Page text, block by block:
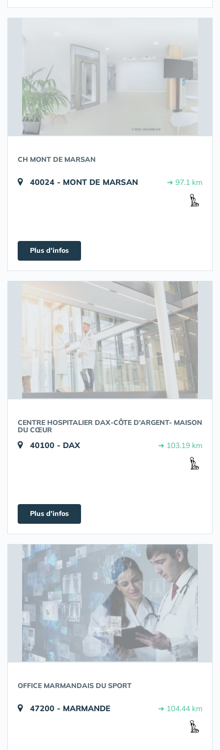
CH MONT DE MARSAN
40024 - MONT DE MARSAN ➔ 97.1 km
Plus d'infos
CENTRE HOSPITALIER DAX-CÔTE D’ARGENT- MAISON
DU CŒUR
40100 - DAX ➔ 103.19 km
Plus d'infos
OFFICE MARMANDAIS DU SPORT
47200 - MARMANDE ➔ 104.44 km